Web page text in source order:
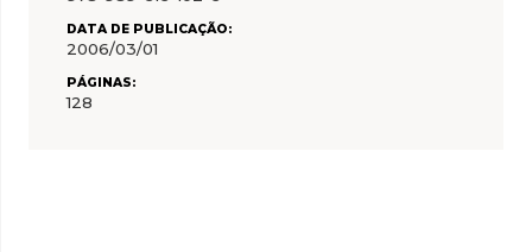
DATA DE PUBLICAÇÃO:
2006/03/01
PÁGINAS:
128